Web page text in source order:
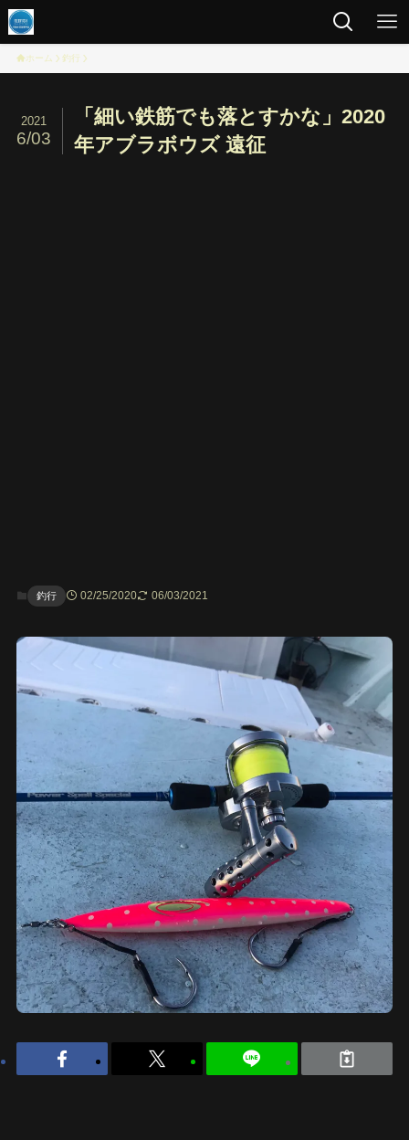
ホーム 釣行
「細い鉄筋でも落とすかな」2020
年アブラボウズ 遠征
2021
6/03
釣行 02/25/2020 06/03/2021